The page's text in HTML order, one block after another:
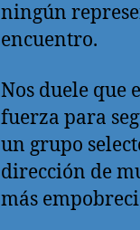
ningún
encuentro.
Nos duele que
fuerza para
un grupo
dirección de
más